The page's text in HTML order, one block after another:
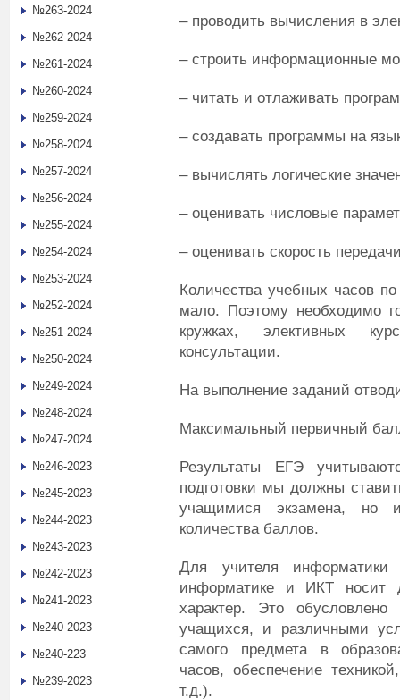
– проводить вычисления в
– строить информационные
– читать и отлаживать
– создавать программы на
– вычислять логические
– оценивать числовые
– оценивать скорость
Количества учебных часов
мало. Поэтому необходимо
кружках, элективных
консультации.
На выполнение заданий
Максимальный первичный
Результаты ЕГЭ
подготовки мы должны
учащимися экзамена, но
количества баллов.
Для учителя
информатике и ИКТ носит
характер. Это
учащихся, и различными
самого предмета в
часов, обеспечение
т.д.).
№263-2024
№262-2024
№261-2024
№260-2024
№259-2024
№258-2024
№257-2024
№256-2024
№255-2024
№254-2024
№253-2024
№252-2024
№251-2024
№250-2024
№249-2024
№248-2024
№247-2024
№246-2023
№245-2023
№244-2023
№243-2023
№242-2023
№241-2023
№240-2023
№240-223
№239-2023